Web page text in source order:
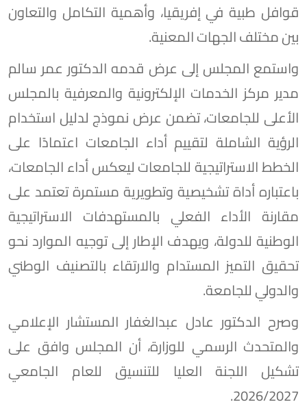
قوافل طبية في إفريقيا، وأهمية التكامل والتعاون
بين مختلف الجهات المعنية.
واستمع المجلس إلى عرض قدمه الدكتور عمر سالم
مدير مركز الخدمات الإلكترونية والمعرفية بالمجلس
الأعلى للجامعات، تضمن عرض نموذج لدليل استخدام
الرؤية الشاملة لتقييم أداء الجامعات اعتمادًا على
الخطط الاستراتيجية للجامعات ليعكس أداء الجامعات،
باعتباره أداة تشخيصية وتطويرية مستمرة تعتمد على
مقارنة الأداء الفعلي بالمستهدفات الاستراتيجية
الوطنية للدولة، ويهدف الإطار إلى توجيه الموارد نحو
تحقيق التميز المستدام والارتقاء بالتصنيف الوطني
والدولي للجامعة.
وصرح الدكتور عادل عبدالغفار المستشار الإعلامي
والمتحدث الرسمي للوزارة، أن المجلس وافق على
تشكيل اللجنة العليا للتنسيق للعام الجامعي
2026/2027.